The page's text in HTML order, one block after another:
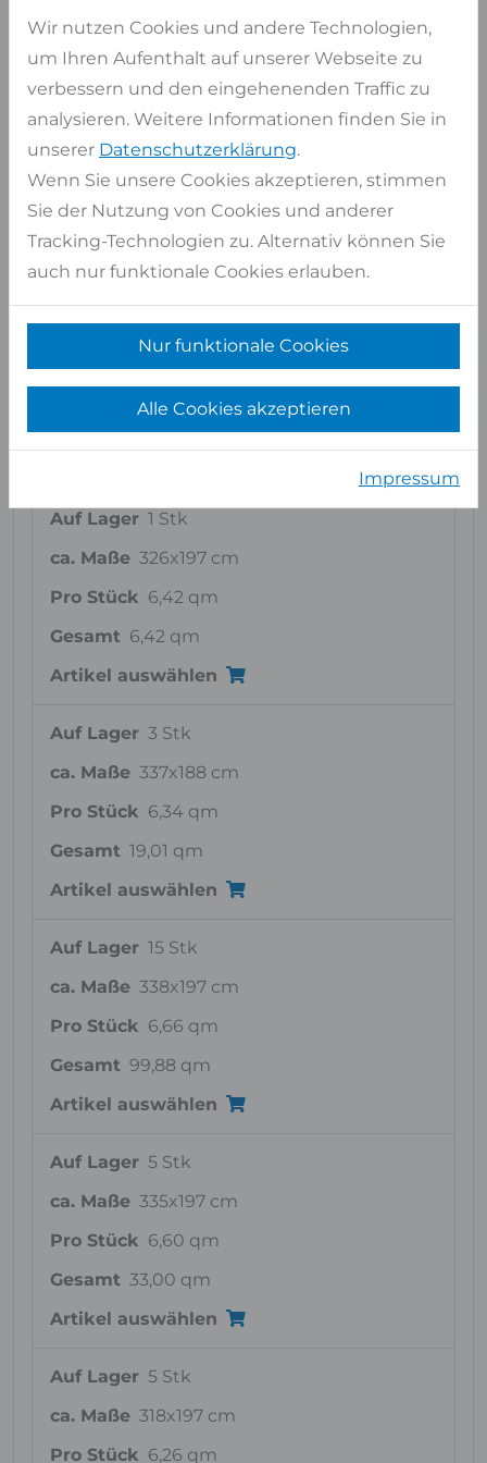
Artikel auswählen
Auf Lager 4 Stk
ca. Maße 335x193 cm
Pro Stück
6,47 qm
Gesamt 25,86 qm
Artikel auswählen
Auf Lager 9 Stk
336x195 cm
Pro Stück 6,55 qm
58,97 qm
Auf Lager 1 Stk
ca. Maße 326x197 cm
Pro Stück 6,42 qm
Gesamt 6,42 qm
Artikel auswählen
Auf Lager 3 Stk
ca. Maße 337x188 cm
Pro Stück 6,34 qm
Gesamt 19,01 qm
Artikel auswählen
Auf Lager 15 Stk
ca. Maße 338x197 cm
Pro Stück 6,66 qm
Gesamt 99,88 qm
Artikel auswählen
Auf Lager 5 Stk
ca. Maße 335x197 cm
Pro Stück 6,60 qm
Gesamt 33,00 qm
Artikel auswählen
Auf Lager 5 Stk
ca. Maße 318x197 cm
Pro Stück 6,26 qm
Wir nutzen Cookies und andere Technologien,
um Ihren Aufenthalt auf unserer Webseite zu
verbessern und den eingehenenden Traffic zu
analysieren. Weitere Informationen finden Sie in
unserer Datenschutzerklärung.
Wenn Sie unsere Cookies akzeptieren, stimmen
Sie der Nutzung von Cookies und anderer
Tracking-Technologien zu. Alternativ können Sie
auch nur funktionale Cookies erlauben.
Nur funktionale Cookies
Alle Cookies akzeptieren
Impressum